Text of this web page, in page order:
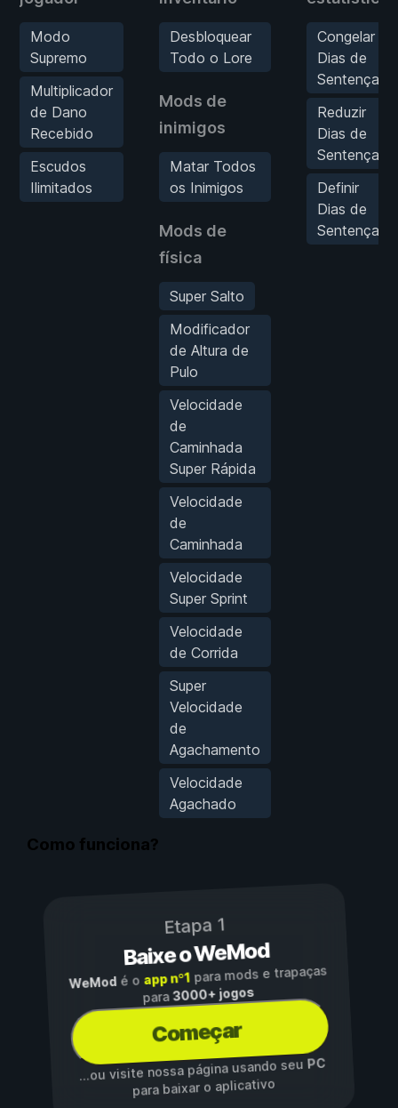
Modo
Supremo
Multiplicador
de Dano
Recebido
Escudos
Ilimitados
Desbloquear
Todo o Lore
Mods de
inimigos
Matar Todos
os Inimigos
Mods de
física
Super Salto
Modificador
de Altura de
Pulo
Velocidade
de
Caminhada
Super Rápida
Velocidade
de
Caminhada
Velocidade
Super Sprint
Velocidade
de Corrida
Super
Velocidade
de
Agachamento
Velocidade
Agachado
Congelar
Dias de
Sentença
Reduzir
Dias de
Sentença
Definir
Dias de
Sentença
Como funciona?
Etapa 1
Baixe o WeMod
WeModé o app nº1para mods e trapaças
para3000+ jogos
Começar
...ou visite nossa página usando seuPC
para baixar o aplicativo